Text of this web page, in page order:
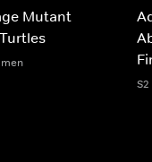
Mutant